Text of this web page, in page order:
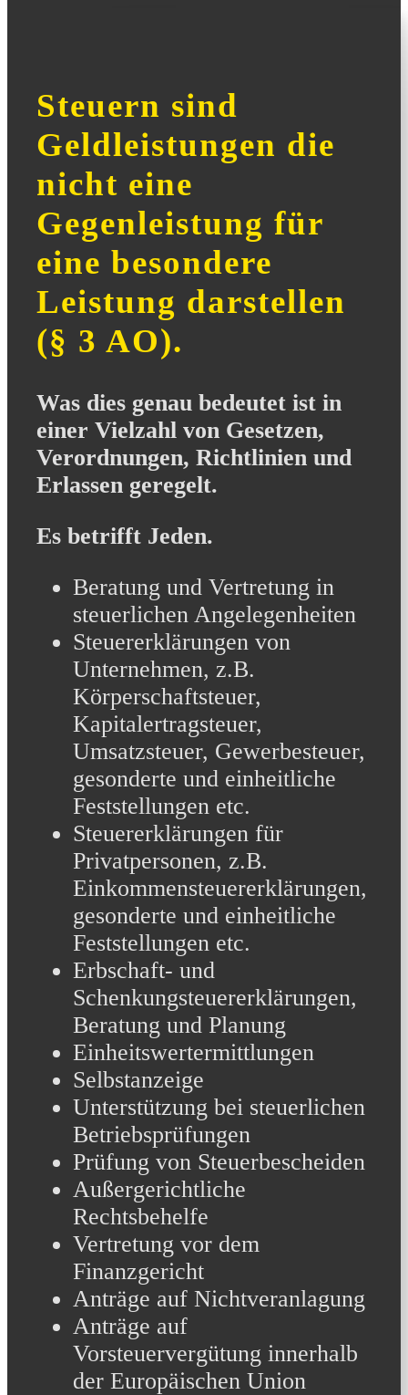
Steuern sind
Geldleistungen die
nicht eine
Gegenleistung für
eine besondere
Leistung darstellen
(§ 3 AO).
Was dies genau bedeutet ist in
einer Vielzahl von Gesetzen,
Verordnungen, Richtlinien und
Erlassen geregelt.
Es betrifft Jeden.
Beratung und Vertretung in
steuerlichen Angelegenheiten
Steuererklärungen von
Unternehmen, z.B.
Körperschaftsteuer,
Kapitalertragsteuer,
Umsatzsteuer, Gewerbesteuer,
gesonderte und einheitliche
Feststellungen etc.
Steuererklärungen für
Privatpersonen, z.B.
Einkommensteuererklärungen,
gesonderte und einheitliche
Feststellungen etc.
Erbschaft- und
Schenkungsteuererklärungen,
Beratung und Planung
Einheitswertermittlungen
Selbstanzeige
Unterstützung bei steuerlichen
Betriebsprüfungen
Prüfung von Steuerbescheiden
Außergerichtliche
Rechtsbehelfe
Vertretung vor dem
Finanzgericht
Anträge auf Nichtveranlagung
Anträge auf
Vorsteuervergütung innerhalb
der Europäischen Union